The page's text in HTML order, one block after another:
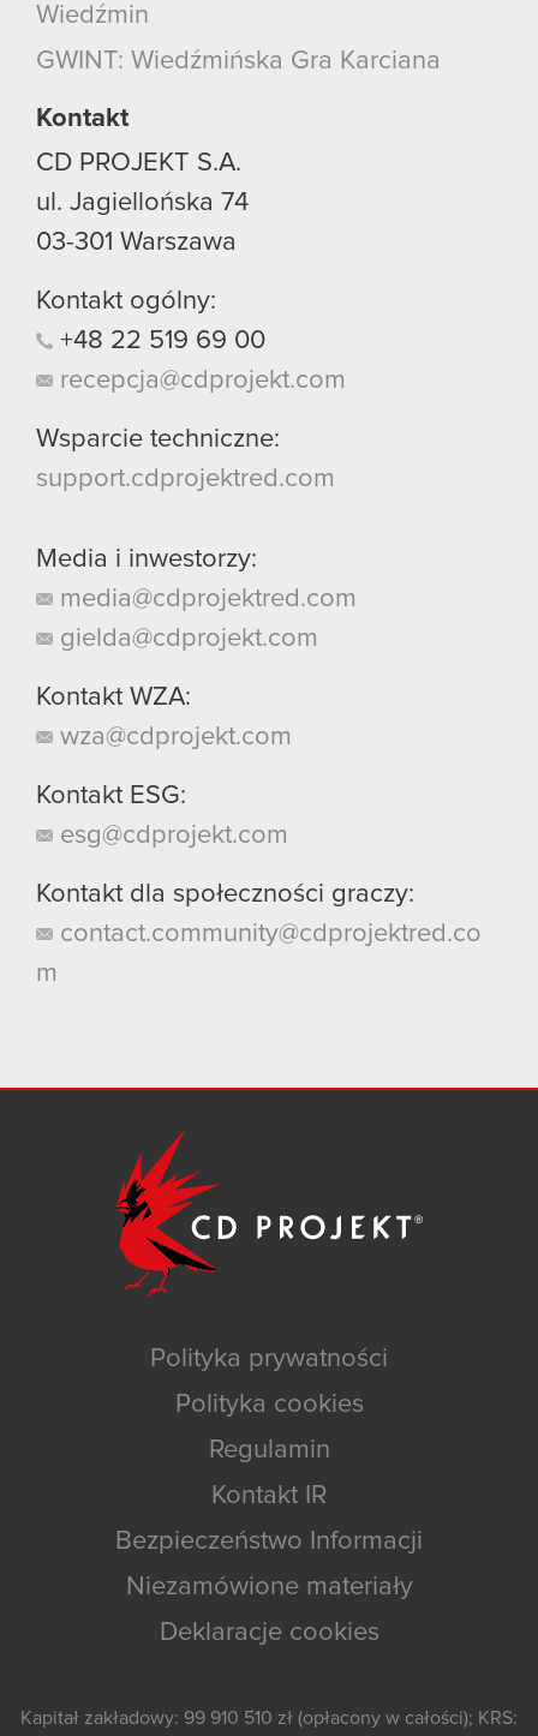
Wiedźmin
GWINT: Wiedźmińska Gra Karciana
Kontakt
CD PROJEKT S.A.
ul. Jagiellońska 74
03-301 Warszawa
Kontakt ogólny:
+48 22 519 69 00
recepcja@cdprojekt.com
Wsparcie techniczne:
support.cdprojektred.com
Media i inwestorzy:
media@cdprojektred.com
gielda@cdprojekt.com
Kontakt WZA:
wza@cdprojekt.com
Kontakt ESG:
esg@cdprojekt.com
Kontakt dla społeczności graczy:
contact.community@cdprojektred.co
m
Polityka prywatności
Polityka cookies
Regulamin
Kontakt IR
Bezpieczeństwo Informacji
Niezamówione materiały
Deklaracje cookies
Kapitał zakładowy: 99 910 510 zł (opłacony w całości); KRS: